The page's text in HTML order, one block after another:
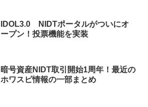
IDOL3.0 NIDTポータルがついにオ
ープン！投票機能を実装
暗号資産NIDT取引開始1周年！最近の
ホワスピ情報の一部まとめ